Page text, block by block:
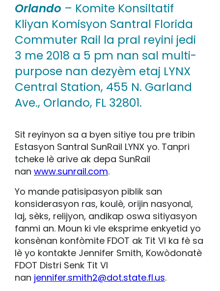
Orlando – Komite Konsiltatif
Kliyan Komisyon Santral Florida
Commuter Rail la pral reyini jedi
3 me 2018 a 5 pm nan sal multi-
purpose nan dezyèm etaj LYNX
Central Station, 455 N. Garland
Ave., Orlando, FL 32801.
Sit reyinyon sa a byen sitiye tou pre tribin
Estasyon Santral SunRail LYNX yo. Tanpri
tcheke lè arive ak depa SunRail
nan www.sunrail.com.
Yo mande patisipasyon piblik san
konsiderasyon ras, koulè, orijin nasyonal,
laj, sèks, relijyon, andikap oswa sitiyasyon
fanmi an. Moun ki vle eksprime enkyetid yo
konsènan konfòmite FDOT ak Tit VI ka fè sa
lè yo kontakte Jennifer Smith, Kowòdonatè
FDOT Distri Senk Tit VI
nan jennifer.smith2@dot.state.fl.us.